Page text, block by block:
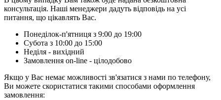
консультація. Наші менеджери дадуть відповідь на усі
питання, що цікавлять Вас.
Понеділок-п'ятниця з 9:00 до 19:00
Субота з 10:00 до 15:00
Неділя - вихідний
Замовлення on-line - цілодобово
Якщо у Вас немає можливості зв'язатися з нами по телефону,
Ви можете скористатися такими способами оформлення
замовлення: